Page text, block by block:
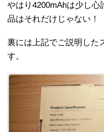
やはり4200mAhは少し
品はそれだけじゃない！
裏には上記でご説明した
す。